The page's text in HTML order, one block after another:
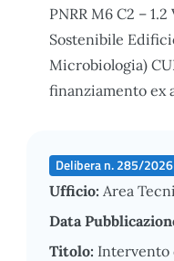
PNRR M6 C2 –
Sostenibile
Microbiologia)
finanziamento ex
Delibera n. 285/2026
Ufficio: Area
Data
Titolo: Intervento